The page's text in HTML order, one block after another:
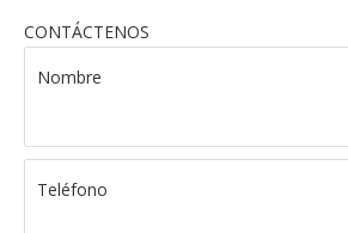
CONTÁCTENOS
Nombre
Teléfono